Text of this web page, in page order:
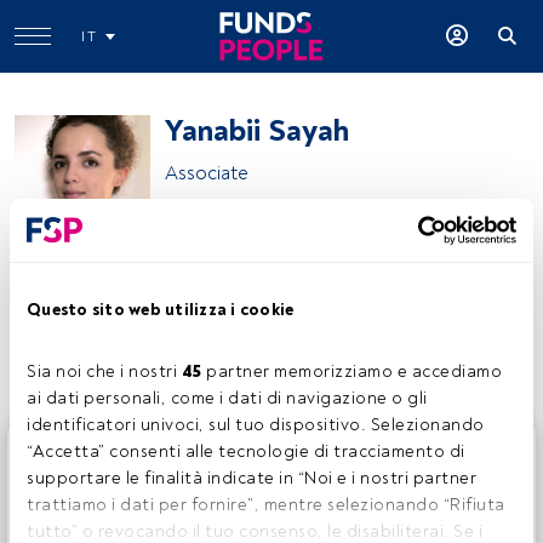
Questo sito web utilizza i cookie
Sia noi che i nostri 45 partner memorizziamo e accediamo
ai dati personali, come i dati di navigazione o gli
identificatori univoci, sul tuo dispositivo. Selezionando
“Accetta” consenti alle tecnologie di tracciamento di
supportare le finalità indicate in “Noi e i nostri partner
trattiamo i dati per fornire”, mentre selezionando “Rifiuta
tutto” o revocando il tuo consenso, le disabiliterai. Se i
IT
Yanabii Sayah
Associate
Condividi:
Questo è un articolo riservato agli utenti FundsPeople. Se
sei già registrato, accedi tramite il pulsante Login. Se non
hai ancora un account, ti invitiamo a registrarti per scoprire
tutti i contenuti che FundsPeople ha da offrire.